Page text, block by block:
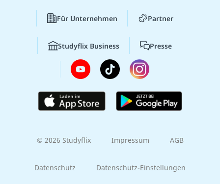
Für Unternehmen Partner
Studyflix Business Presse
© 2026 Studyflix Impressum AGB
Datenschutz Datenschutz-Einstellungen